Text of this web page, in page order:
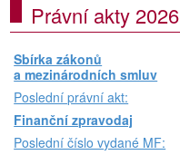
Právní akty 2026
Sbírka zákonů
a mezinárodních smluv
Poslední právní akt:
Finanční zpravodaj
Poslední číslo vydané MF: